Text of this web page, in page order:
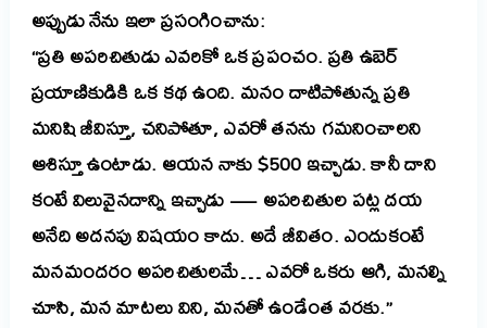
అప్పుడు నేను ఇలా ప్రసంగించాను:
“ప్రతి అపరిచితుడు ఎవరికో ఒక ప్రపంచం. ప్రతి ఉబెర్
ప్రయాణికుడికి ఒక కథ ఉంది. మనం దాటిపోతున్న ప్రతి
మనిషి జీవిస్తూ, చనిపోతూ, ఎవరో తనను గమనించాలని
ఆశిస్తూ ఉంటాడు. ఆయన నాకు $500 ఇచ్చాడు. కానీ దాని
కంటే విలువైనదాన్ని ఇచ్చాడు — అపరిచితుల పట్ల దయ
అనేది అదనపు విషయం కాదు. అదే జీవితం. ఎందుకంటే
మనమందరం అపరిచితులమే… ఎవరో ఒకరు ఆగి, మనల్ని
చూసి, మన మాటలు విని, మనతో ఉండేంత వరకు.”